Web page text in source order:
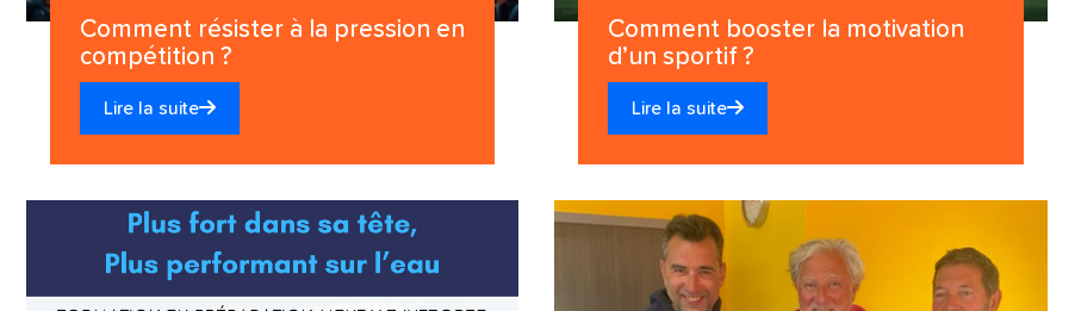
Comment résister à la pression en
compétition ?
Lire la suite
Comment booster la motivation
d’un sportif ?
Lire la suite